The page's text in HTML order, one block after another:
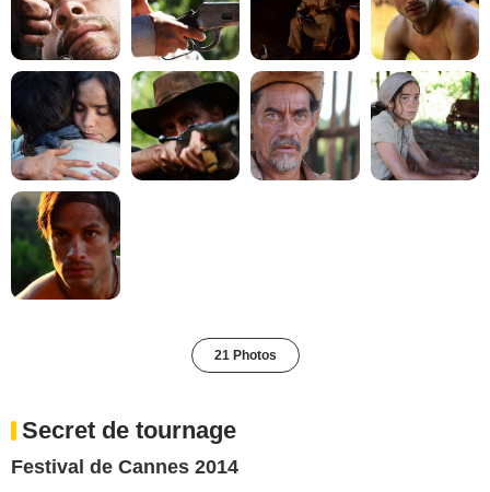
21 Photos
Secret de tournage
Festival de Cannes 2014